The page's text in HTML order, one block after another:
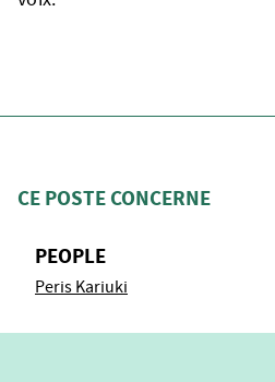
CE POSTE CONCERNE
PEOPLE
Peris Kariuki